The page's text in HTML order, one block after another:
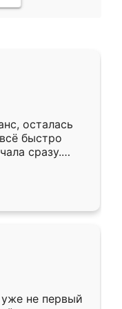
осталась
быстро
сразу.
подошёл к
Собрали
даже
не первый